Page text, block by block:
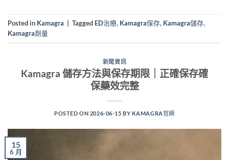
Posted in Kamagra Tagged ED治療, Kamagra保存, Kamagra儲存,
Kamagra劑量
新聞資訊
Kamagra 儲存方法與保存期限｜正確保存確
保藥效完整
POSTED ON 2026-06-15 BY KAMAGRA官網
15
6 月